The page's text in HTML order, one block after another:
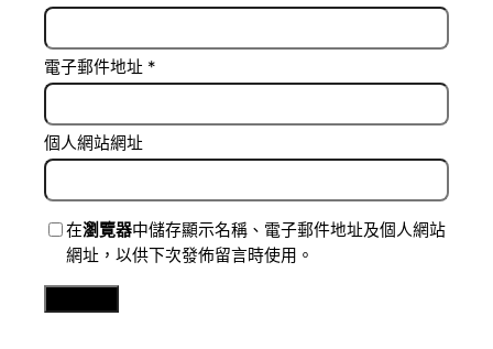
電子郵件地址 *
個人網站網址
在瀏覽器中儲存顯示名稱、電子郵件地址及個人網站
網址，以供下次發佈留言時使用。